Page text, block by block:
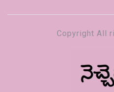
Copyright All